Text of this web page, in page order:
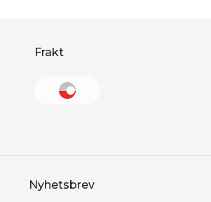
Frakt
Nyhetsbrev